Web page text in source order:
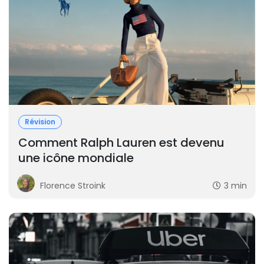
Révision
Comment Ralph Lauren est devenu
une icône mondiale
Florence Stroink 3 min